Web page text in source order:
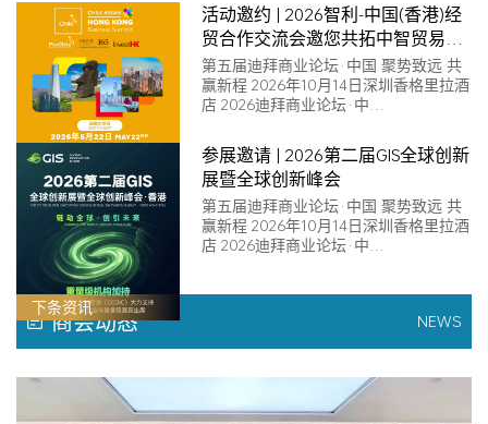
上条资讯
活动邀约 | 2026智利-中国(香港)经
贸合作交流会邀您共拓中智贸易新
蓝海!
第五届迪拜商业论坛·中国 聚势致远 共
赢新程 2026年10月14日深圳香格里拉酒
店 2026迪拜商业论坛·中…
下条资讯
参展邀请 | 2026第二届GIS全球创新
展暨全球创新峰会
第五届迪拜商业论坛·中国 聚势致远 共
赢新程 2026年10月14日深圳香格里拉酒
店 2026迪拜商业论坛·中…
商会动态 NEWS